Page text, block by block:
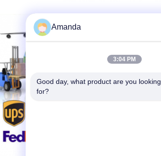
Amanda
3:04 PM
Good day, what product are you looking
for?